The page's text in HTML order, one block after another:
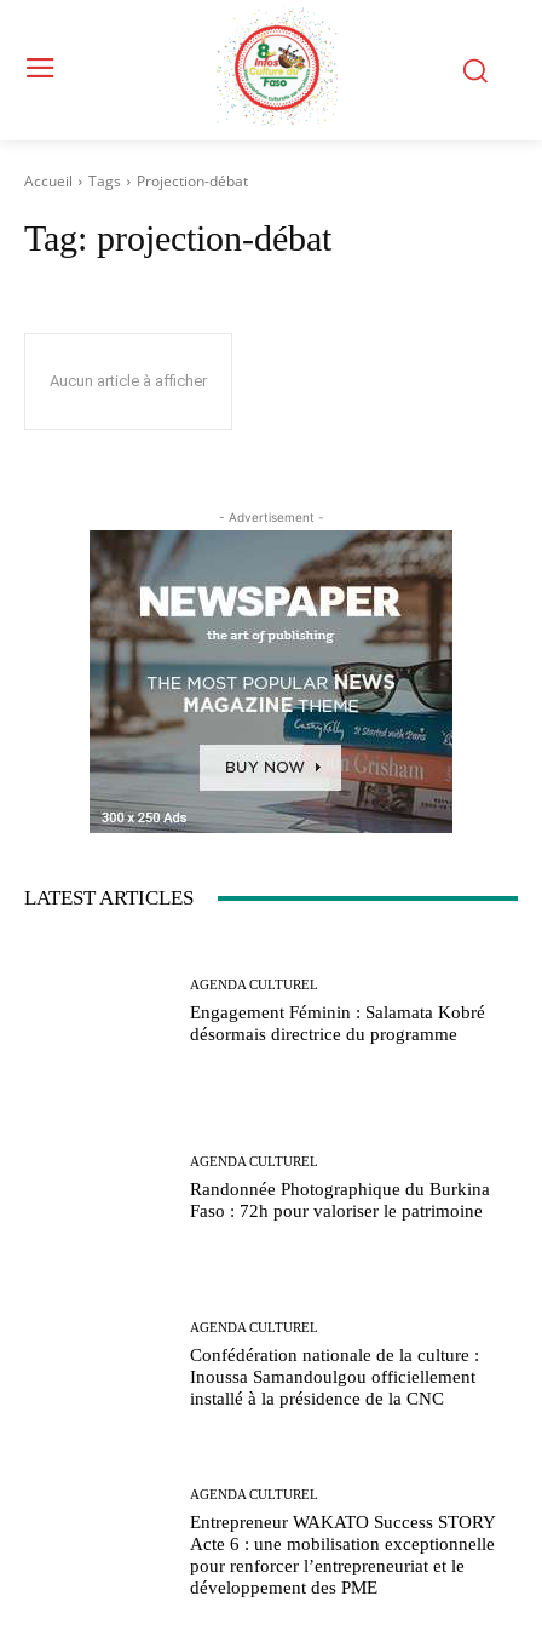
Accueil Tags Projection-débat
Tag: projection-débat
Aucun article à afficher
- Advertisement -
LATEST ARTICLES
AGENDA CULTUREL
Engagement Féminin : Salamata Kobré
désormais directrice du programme
AGENDA CULTUREL
Randonnée Photographique du Burkina
Faso : 72h pour valoriser le patrimoine
AGENDA CULTUREL
Confédération nationale de la culture :
Inoussa Samandoulgou officiellement
installé à la présidence de la CNC
AGENDA CULTUREL
Entrepreneur WAKATO Success STORY
Acte 6 : une mobilisation exceptionnelle
pour renforcer l’entrepreneuriat et le
développement des PME